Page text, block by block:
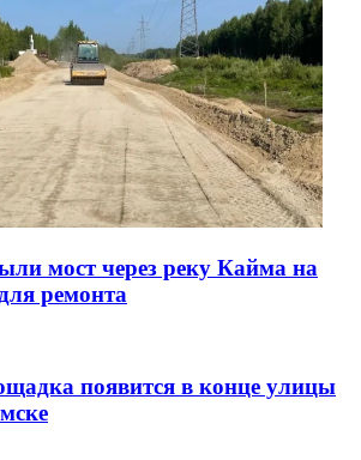
мост через реку Кайма на
ремонта
появится в конце улицы